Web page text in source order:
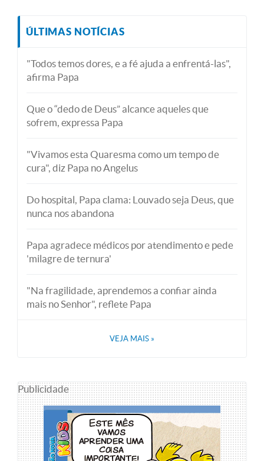
ÚLTIMAS NOTÍCIAS
"Todos temos dores, e a fé ajuda a enfrentá-las",
afirma Papa
Que o “dedo de Deus” alcance aqueles que
sofrem, expressa Papa
"Vivamos esta Quaresma como um tempo de
cura", diz Papa no Angelus
Do hospital, Papa clama: Louvado seja Deus, que
nunca nos abandona
Papa agradece médicos por atendimento e pede
'milagre de ternura'
"Na fragilidade, aprendemos a confiar ainda
mais no Senhor", reflete Papa
VEJA MAIS »
Publicidade